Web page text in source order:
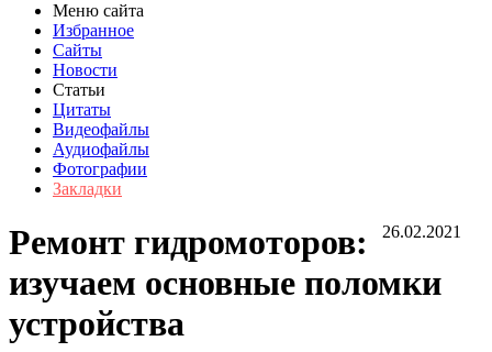
Меню сайта
Избранное
Сайты
Новости
Статьи
Цитаты
Видеофайлы
Аудиофайлы
Фотографии
Закладки
26.02.2021
Ремонт гидромоторов:
изучаем основные поломки
устройства